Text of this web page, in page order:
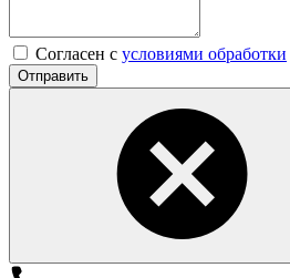
Согласен с условиями обработки
Отправить